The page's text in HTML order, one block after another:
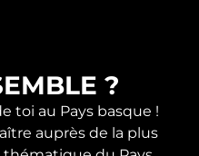
?
toi au Pays basque !
auprès de la plus